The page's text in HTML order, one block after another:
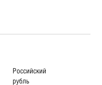
Российский
рубль